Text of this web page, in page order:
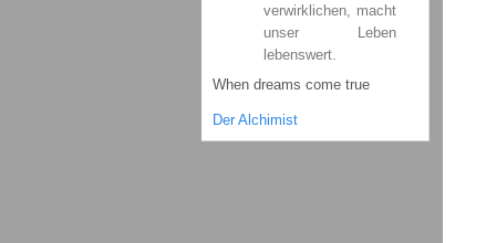
verwirklichen, macht
unser Leben
lebenswert.
When dreams come true
Der Alchimist